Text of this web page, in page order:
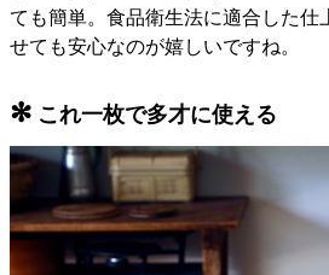
ても簡単。食品衛生法に適合した仕
せても安心なのが嬉しいですね。
✻ これ一枚で多才に使える